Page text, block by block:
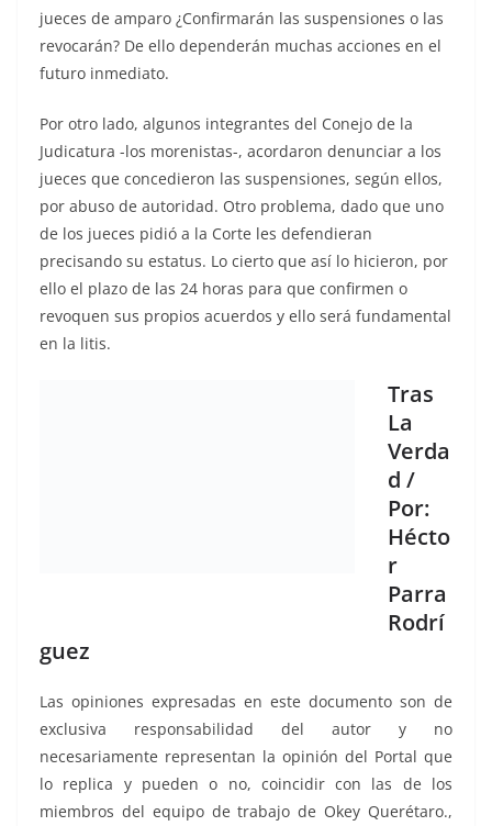
jueces de amparo ¿Confirmarán las suspensiones o las
revocarán? De ello dependerán muchas acciones en el
futuro inmediato.
Por otro lado, algunos integrantes del Conejo de la
Judicatura -los morenistas-, acordaron denunciar a los
jueces que concedieron las suspensiones, según ellos,
por abuso de autoridad. Otro problema, dado que uno
de los jueces pidió a la Corte les defendieran
precisando su estatus. Lo cierto que así lo hicieron, por
ello el plazo de las 24 horas para que confirmen o
revoquen sus propios acuerdos y ello será fundamental
en la litis.
Tras
La
Verda
d /
Por:
Hécto
r
Parra
Rodrí
guez
Las opiniones expresadas en este documento son de
exclusiva responsabilidad del autor y no
necesariamente representan la opinión del Portal que
lo replica y pueden o no, coincidir con las de los
miembros del equipo de trabajo de Okey Querétaro.,